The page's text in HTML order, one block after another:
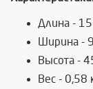
Длина -
Ширина -
Высота -
Вес - 0,58